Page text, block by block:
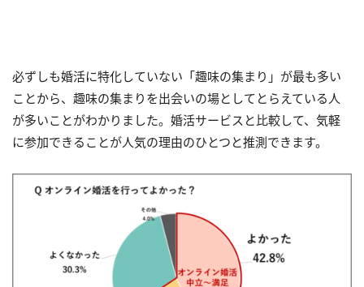
必ずしも婚活に特化していない「趣味の集まり」が最も多い
ことから、趣味の集まりを出会いの場としてとらえている人
が多いことがわかりました。婚活サービスと比較して、気軽
に参加できることが人気の理由のひとつと推測できます。